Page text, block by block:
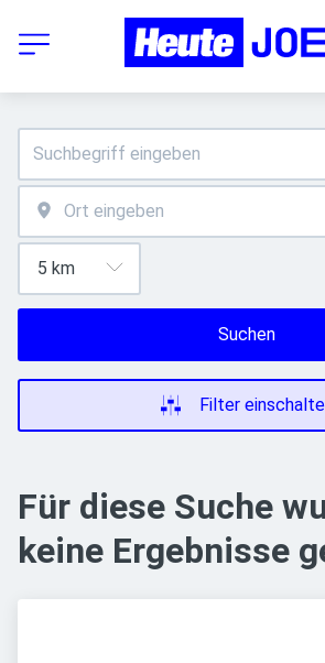
Suchen
Filter
Für diese Suche
keine Ergebnisse